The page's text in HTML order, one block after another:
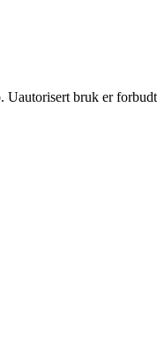
Uautorisert bruk er